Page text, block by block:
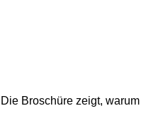
Broschüre zeigt, warum